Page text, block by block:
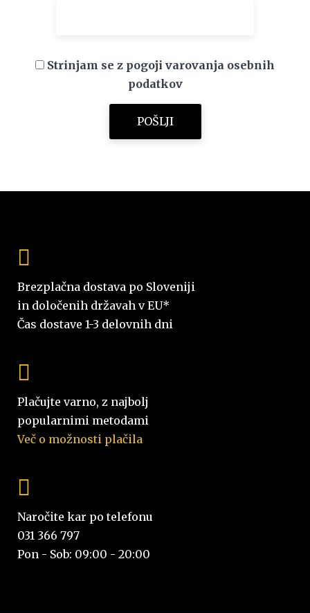
Strinjam se z pogoji varovanja osebnih
podatkov
Brezplačna dostava po Sloveniji
in določenih državah v EU*
Čas dostave 1-3 delovnih dni
Plačujte varno, z najbolj
popularnimi metodami
Več o možnosti plačila
Naročite kar po telefonu
031 366 797
Pon - Sob: 09:00 - 20:00